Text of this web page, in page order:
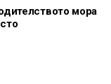
дека искуството
лесно
мора